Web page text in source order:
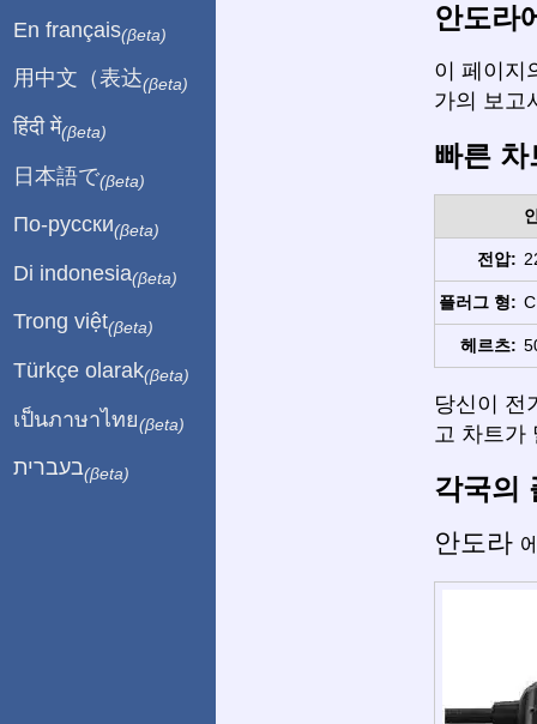
안도라
이 페이지
가의 보고
빠른
전압:
플러그 형:
헤르츠:
당신이 전
고 차트가
각국의
안도라
En français(βeta)
用中文（表达(βeta)
हिंदी में(βeta)
日本語で(βeta)
По-русски(βeta)
Di indonesia(βeta)
Trong việt(βeta)
Türkçe olarak(βeta)
เป็นภาษาไทย(βeta)
בעברית(βeta)